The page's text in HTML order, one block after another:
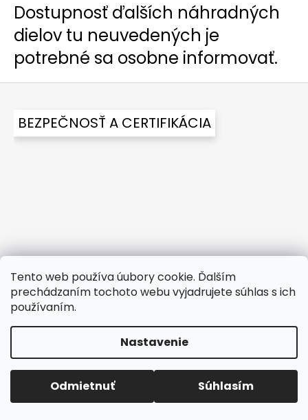
Tento web používa úubory cookie. Ďalším
prechádzaním tochoto webu vyjadrujete súhlas s ich
používaním.
Nastavenie
Odmietnuť Súhlasím
l
á
d
a
i
p
r
s
Dostupnosť ďalších náhradných
dielov tu neuvedených je
potrebné sa osobne informovať.
Z
BEZPEČNOSŤ A CERTIFIKÁCIA
Kontakt
centrum.sk
Technická podpora +421 911 120 819